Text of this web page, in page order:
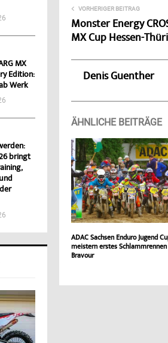
VORHERIGER BEITRAG
Monster Energy
MX Cup Hessen-
Denis Guenther
ÄHNLICHE BEITRÄGE
ADAC Sachsen Enduro Jugend
meistern erstes
Bravour
MX
Edition:
Werk
bringt